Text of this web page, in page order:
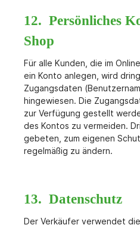
12. Persönliches
Shop
Für alle Kunden, die im
ein Konto anlegen, wird
Zugangsdaten
hingewiesen. Die
zur Verfügung gestellt
des Kontos zu vermeiden.
gebeten, zum eigenen
regelmäßig zu ändern.
13. Datenschutz
Der Verkäufer verwendet